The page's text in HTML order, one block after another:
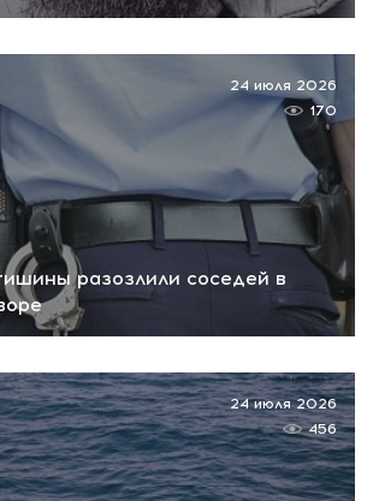
разозлили соседей в
24 июля 2026
170
24 июля 2026
456